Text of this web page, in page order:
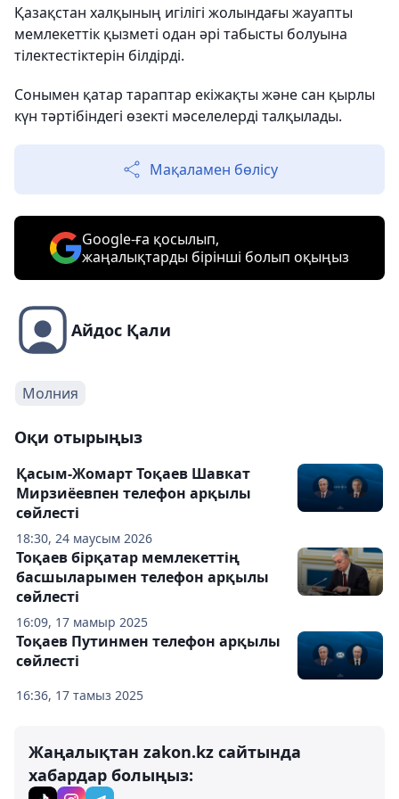
Қазақстан халқының игілігі жолындағы жауапты
мемлекеттік қызметі одан әрі табысты болуына
тілектестіктерін білдірді.
Сонымен қатар тараптар екіжақты және сан қырлы
күн тәртібіндегі өзекті мәселелерді талқылады.
Мақаламен бөлісу
Google-ға қосылып,
жаңалықтарды бірінші болып оқыңыз
Айдос Қали
Молния
Оқи отырыңыз
18:30, 24 маусым 2026
Қасым-Жомарт Тоқаев Шавкат
Мирзиёевпен телефон арқылы
сөйлесті
16:09, 17 мамыр 2025
Тоқаев бірқатар мемлекеттің
басшыларымен телефон арқылы
сөйлесті
16:36, 17 тамыз 2025
Тоқаев Путинмен телефон арқылы
сөйлесті
Жаңалықтан zakon.kz сайтында
хабардар болыңыз: